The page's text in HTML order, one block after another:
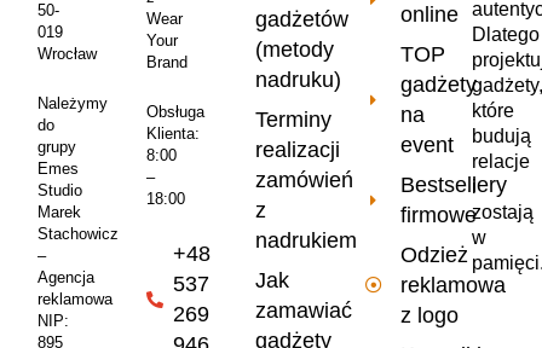
Dlatego
gadżety,
które
budują
relacje
i
zostają
w
online
TOP
gadżety
na
event
Bestsellery
firmowe
Odzież
reklamowa
z logo
gadżetów
(metody
nadruku)
Terminy
realizacji
zamówień
z
nadrukiem
Jak
zamawiać
gadżety
Wear
Your
Brand
Obsługa
Klienta:
8:00
–
18:00
+48
537
269
50-
019
Wrocław
Należymy
do
grupy
Emes
Studio
Marek
Stachowicz
–
Agencja
reklamowa
NIP:
895